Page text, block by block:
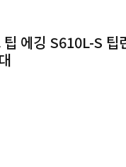
에깅 S610L-S 팁